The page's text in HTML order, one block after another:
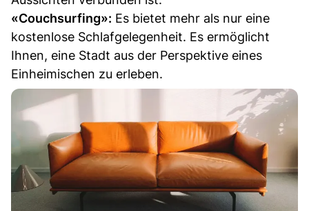
«Couchsurfing»: Es bietet mehr als nur eine
kostenlose Schlafgelegenheit. Es ermöglicht
Ihnen, eine Stadt aus der Perspektive eines
Einheimischen zu erleben.